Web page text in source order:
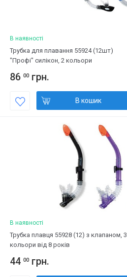
В наявності
Трубка для плавання 55924 (12шт)
"Профі" силікон, 2 кольори
86 00 грн.
В кошик
В наявності
Трубка плавця 55928 (12) з клапаном, 3
кольори від 8 років
44 00 грн.